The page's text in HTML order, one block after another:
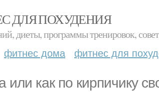
ДЛЯ ПОХУДЕНИЯ
диеты, программы тренировок,
фитнес дома фитнес для
или как по кирпичику